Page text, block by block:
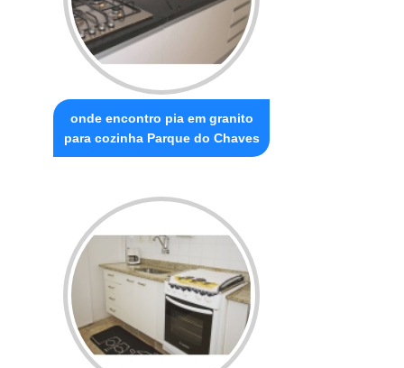
onde encontro pia em granito
para cozinha Parque do Chaves